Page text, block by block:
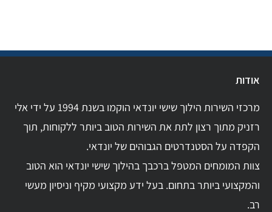
אודות
מרכזי השירות הילוך שישי יונדאי הוקמו בשנת 1994 על ידי אלי
רזניק מתוך רצון לתת את השירות הטוב ביותר ללקוחות, תוך
הקפדה על הסטנדרטים הגבוהים של יונדאי.
צוות המומחים המטפל ברכבך בהילוך שישי יונדאי הוא הטוב
והמקצועי ביותר בתחום. בעל ידע מקצועי מקיף וניסיון מעשי
רב.